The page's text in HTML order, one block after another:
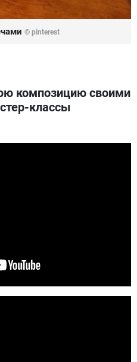
© pinterest
композицию своими
классы